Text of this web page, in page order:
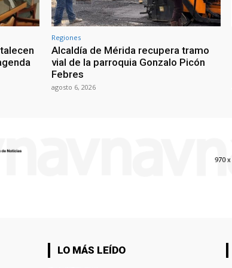
Regiones
Alcaldía de Mérida recupera tramo
vial de la parroquia Gonzalo Picón
Febres
agosto 6, 2026
LO MÁS LEÍDO